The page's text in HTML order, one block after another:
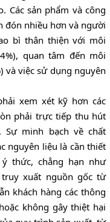
Các sản phẩm và công
nhiều hơn và người
bì thân thiện với môi
quan tâm đến môi
và việc sử dụng nguyên
xem xét kỹ hơn các
phải trực tiếp thu hút
minh bạch về chất
nguyên liệu là cần thiết
thức, chẳng hạn như
xuất nguồn gốc từ
khách hàng các thông
không gây thiệt hại